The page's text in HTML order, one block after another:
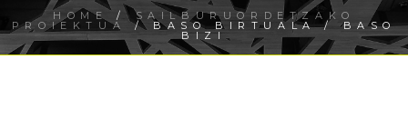
HOME / SAILBURUORDETZAKO
PROIEKTUA / BASO BIRTUALA / BASO
BIZI